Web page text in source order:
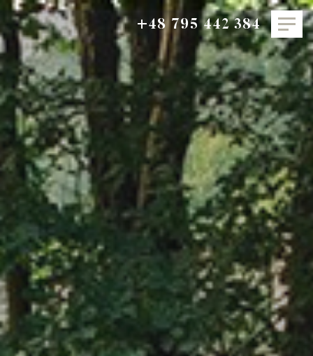
+48 795 442 384